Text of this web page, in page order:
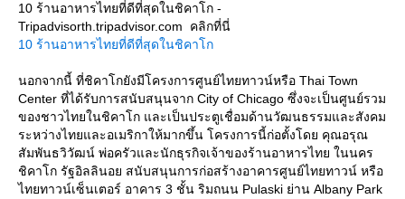
10 ร้านอาหารไทยที่ดีที่สุดในชิคาโก -
Tripadvisorth.tripadvisor.com คลิกที่นี่
10 ร้านอาหารไทยที่ดีที่สุดในชิคาโก
นอกจากนี้ ที่ชิคาโกยังมีโครงการศูนย์ไทยทาวน์หรือ Thai Town
Center ที่ได้รับการสนับสนุนจาก City of Chicago ซึ่งจะเป็นศูนย์รวม
ของชาวไทยในชิคาโก และเป็นประตูเชื่อมด้านวัฒนธรรมและสังคม
ระหว่างไทยและอเมริกาให้มากขึ้น โครงการนี้ก่อตั้งโดย คุณอรุณ
สัมพันธวิวัฒน์ พ่อครัวและนักธุรกิจเจ้าของร้านอาหารไทย ในนคร
ชิคาโก รัฐอิลลินอย สนับสนุนการก่อสร้างอาคารศูนย์ไทยทาวน์ หรือ
ไทยทาวน์เซ็นเตอร์ อาคาร 3 ชั้น ริมถนน Pulaski ย่าน Albany Park